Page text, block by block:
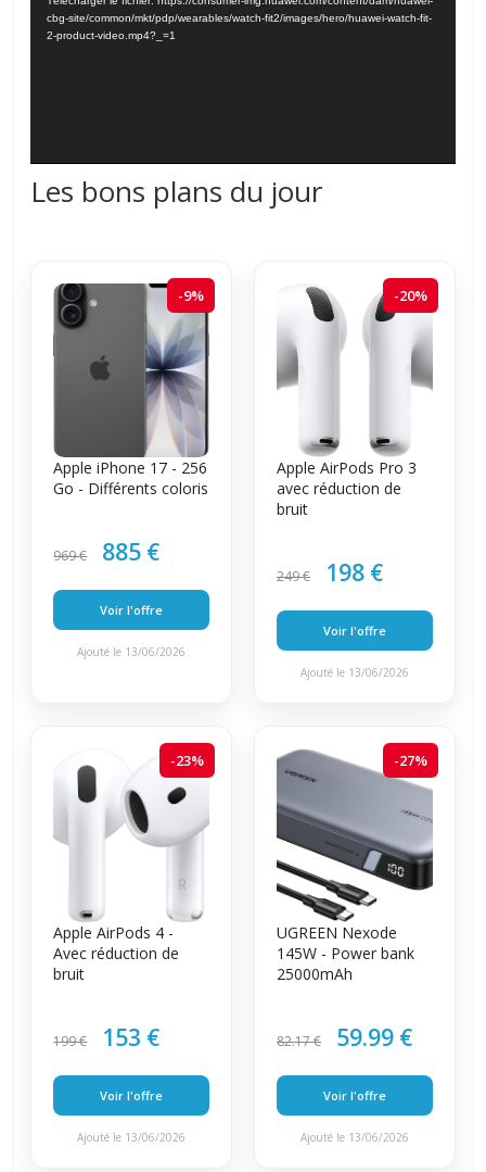
cbg-site/common/mkt/pdp/wearables/watch-fit2/images/hero/huawei-watch-fit-
2-product-video.mp4?_=1
Les bons plans du jour
-9%
Apple iPhone 17 - 256
Go - Différents coloris
969 € 885 €
Voir l'offre
Ajouté le 13/06/2026
-20%
Apple AirPods Pro 3
avec réduction de
bruit
249 € 198 €
Voir l'offre
Ajouté le 13/06/2026
-23%
Apple AirPods 4 -
Avec réduction de
bruit
199 € 153 €
Voir l'offre
Ajouté le 13/06/2026
-27%
UGREEN Nexode
145W - Power bank
25000mAh
82.17 € 59.99 €
Voir l'offre
Ajouté le 13/06/2026